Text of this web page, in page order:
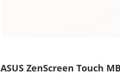
ASUS ZenScreen Touch